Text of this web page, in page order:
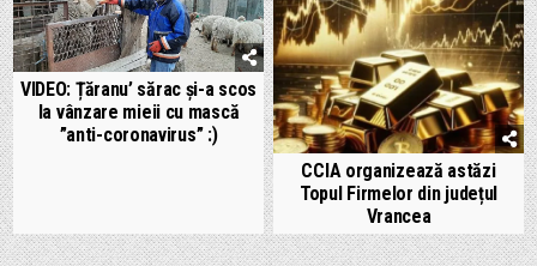
VIDEO: Țăranu’ sărac și-a scos
la vânzare mieii cu mască
”anti-coronavirus” :)
CCIA organizează astăzi
Topul Firmelor din județul
Vrancea